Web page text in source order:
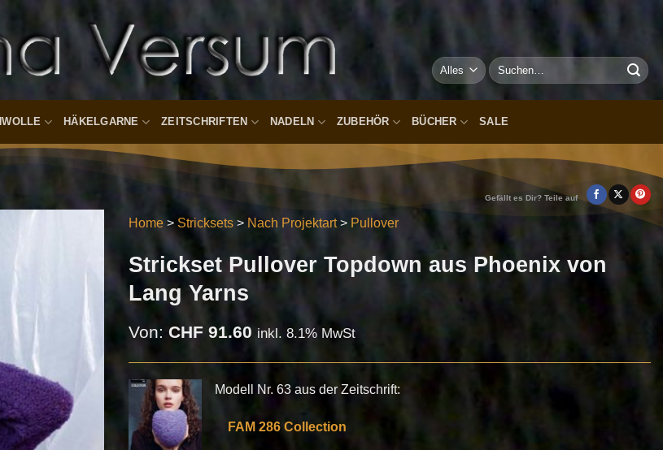
Suchen
nach:
HÄKELGARNE ZEITSCHRIFTEN NADELN ZUBEHÖR BÜCHER SALE
Gefällt es Dir? Teile auf
Home > Stricksets > Nach Projektart> Pullover
Strickset Pullover Topdown aus Phoenix von
Lang Yarns
Von: CHF 91.60 inkl. 8.1% MwSt
Modell Nr. 63 aus der Zeitschrift:
FAM 286 Collection